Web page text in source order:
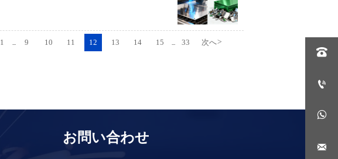
食品機械向け板金の選定基準を、材質特性・表面処理・
構造設計の観点から詳細に解説。HACCP対応や耐腐食性
ノウハ
証の重
1 9 10 11 12 13 14 15 33 次へ>
お問い合わせ



